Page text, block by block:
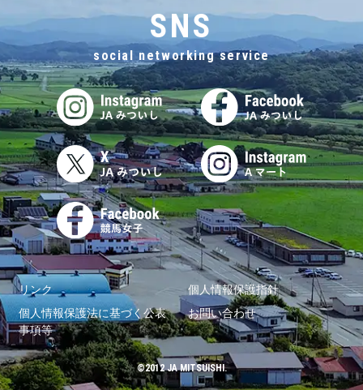
SNS
social networking service
リンク
個人情報保護指針
個人情報保護法に基づく公表
事項等
お問い合わせ
©2012 JA MITSUISHI.